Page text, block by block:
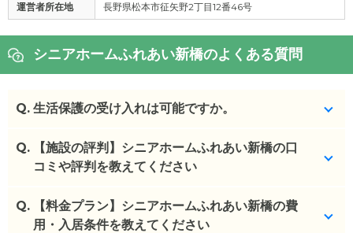
運営者所在地 長野県松本市征矢野2丁目12番46号
シニアホームふれあい新橋のよくある質問
Q. 生活保護の受け入れは可能ですか。
はい、可能です。
Q.
【施設の評判】シニアホームふれあい新橋の口
コミや評判を教えてください
シニアホームふれあい新橋を見学した方の口コミを
確認できます。
Q.
【料金プラン】シニアホームふれあい新橋の費
用・入居条件を教えてください